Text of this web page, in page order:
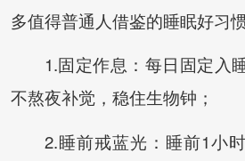
多值得普通人借鉴的睡眠好习
1.固定作息：每日固定入
不熬夜补觉，稳住生物钟；
2.睡前戒蓝光：睡前1小